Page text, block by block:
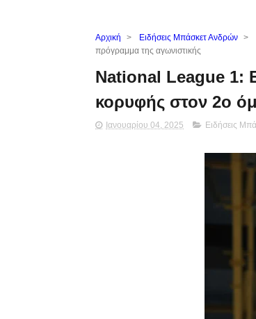
Αρχική > Ειδήσεις Μπάσκετ Ανδρών >
πρόγραμμα της αγωνιστικής
National League 1:
κορυφής στον 2ο
Ιανουαρίου 04, 2025 Ειδήσεις